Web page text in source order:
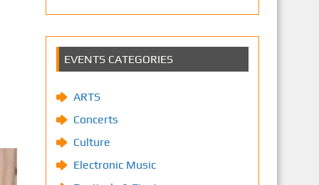
EVENTS CATEGORIES
ARTS
Concerts
Culture
Electronic Music